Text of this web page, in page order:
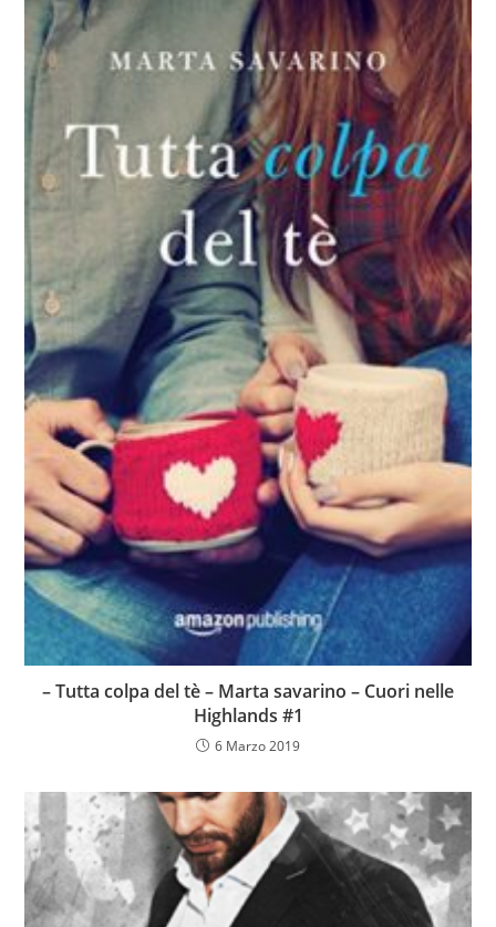
– Tutta colpa del tè – Marta savarino – Cuori nelle
Highlands #1
6 Marzo 2019